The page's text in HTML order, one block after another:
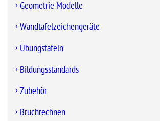
Geometrie Modelle
Wandtafelzeichengeräte
Übungstafeln
Bildungsstandards
Zubehör
Bruchrechnen